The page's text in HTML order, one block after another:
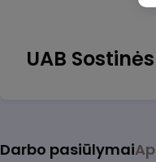
UAB
Darbo pasiūlymai